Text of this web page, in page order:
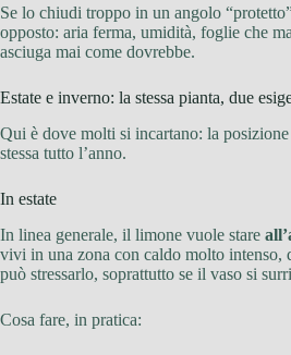
Se lo chiudi troppo in un angolo
opposto: aria ferma, umidità, foglie che
asciuga mai come dovrebbe.
Estate e inverno: la stessa pianta, due
Qui è dove molti si incartano: la
stessa tutto l’anno.
In estate
In linea generale, il limone vuole stare
vivi in una zona con caldo molto intenso,
può stressarlo, soprattutto se il vaso si
Cosa fare, in pratica: